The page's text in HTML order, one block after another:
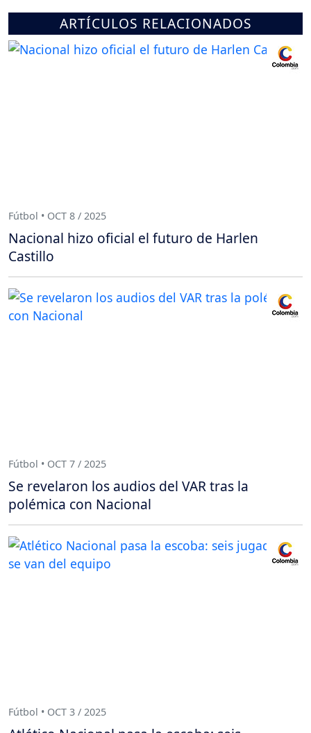
ARTÍCULOS RELACIONADOS
Fútbol • OCT 8 / 2025
Nacional hizo oficial el futuro de Harlen
Castillo
Fútbol • OCT 7 / 2025
Se revelaron los audios del VAR tras la
polémica con Nacional
Fútbol • OCT 3 / 2025